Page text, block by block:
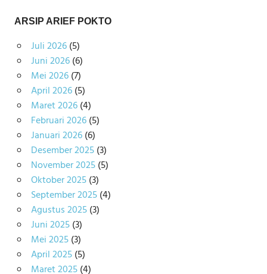
ARSIP ARIEF POKTO
Juli 2026(5)
Juni 2026(6)
Mei 2026(7)
April 2026(5)
Maret 2026(4)
Februari 2026(5)
Januari 2026(6)
Desember 2025(3)
November 2025(5)
Oktober 2025(3)
September 2025(4)
Agustus 2025(3)
Juni 2025(3)
Mei 2025(3)
April 2025(5)
Maret 2025(4)